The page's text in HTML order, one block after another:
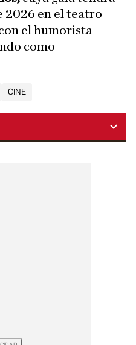
2026 en el teatro
el humorista
como
CINE